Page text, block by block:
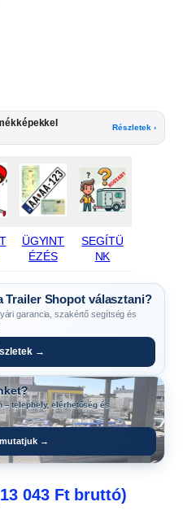
Részletek ›
ÜGYINT
ÉZÉS
SEGÍTÜ
NK
Trailer Shopot választani?
garancia, szakértő segítség és
→
– telephely, elérhetőség és
→
13 043 Ftbruttó)